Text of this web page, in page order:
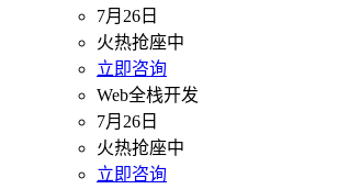
7月26日
火热抢座中
立即咨询
Web全栈开发
7月26日
火热抢座中
立即咨询